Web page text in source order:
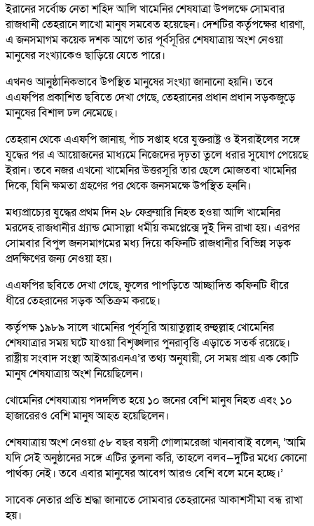
ইরানের সর্বোচ্চ নেতা শহিদ আলি খামেনির শেষযাত্রা উপলক্ষে সোমবার
রাজধানী তেহরানে লাখো মানুষ সমবেত হয়েছেন। দেশটির কর্তৃপক্ষের ধারণা,
এ জনসমাগম কয়েক দশক আগে তার পূর্বসূরির শেষযাত্রায় অংশ নেওয়া
মানুষের সংখ্যাকেও ছাড়িয়ে যেতে পারে।
এখনও আনুষ্ঠানিকভাবে উপস্থিত মানুষের সংখ্যা জানানো হয়নি। তবে
এএফপির প্রকাশিত ছবিতে দেখা গেছে, তেহরানের প্রধান প্রধান সড়কজুড়ে
মানুষের বিশাল ঢল নেমেছে।
তেহরান থেকে এএফপি জানায়, পাঁচ সপ্তাহ ধরে যুক্তরাষ্ট্র ও ইসরাইলের সঙ্গে
যুদ্ধের পর এ আয়োজনের মাধ্যমে নিজেদের দৃঢ়তা তুলে ধরার সুযোগ পেয়েছে
ইরান। তবে নজর এখনো খামেনির উত্তরসূরি তার ছেলে মোজতবা খামেনির
দিকে, যিনি ক্ষমতা গ্রহণের পর থেকে জনসমক্ষে উপস্থিত হননি।
মধ্যপ্রাচ্যের যুদ্ধের প্রথম দিন ২৮ ফেব্রুয়ারি নিহত হওয়া আলি খামেনির
মরদেহ রাজধানীর গ্র্যান্ড মোসাল্লা ধর্মীয় কমপ্লেক্সে দুই দিন রাখা হয়। এরপর
সোমবার বিপুল জনসমাগমের মধ্য দিয়ে কফিনটি রাজধানীর বিভিন্ন সড়ক
প্রদক্ষিণের জন্য নেওয়া হয়।
এএফপির ছবিতে দেখা গেছে, ফুলের পাপড়িতে আচ্ছাদিত কফিনটি ধীরে
ধীরে তেহরানের সড়ক অতিক্রম করছে।
কর্তৃপক্ষ ১৯৮৯ সালে খামেনির পূর্বসূরি আয়াতুল্লাহ রুহুল্লাহ খোমেনির
শেষযাত্রার সময় ঘটে যাওয়া বিশৃঙ্খলার পুনরাবৃত্তি এড়াতে সতর্ক রয়েছে।
রাষ্ট্রীয় সংবাদ সংস্থা আইআরএনএ’র তথ্য অনুযায়ী, সে সময় প্রায় এক কোটি
মানুষ শেষযাত্রায় অংশ নিয়েছিলেন।
খোমেনির শেষযাত্রায় পদদলিত হয়ে ১০ জনের বেশি মানুষ নিহত এবং ১০
হাজারেরও বেশি মানুষ আহত হয়েছিলেন।
শেষযাত্রায় অংশ নেওয়া ৫৮ বছর বয়সী গোলামরেজা খানবাবাই বলেন, ‘আমি
যদি সেই অনুষ্ঠানের সঙ্গে এটির তুলনা করি, তাহলে বলব—দুটির মধ্যে কোনো
পার্থক্য নেই। তবে এবার মানুষের আবেগ আরও বেশি বলে মনে হচ্ছে।’
সাবেক নেতার প্রতি শ্রদ্ধা জানাতে সোমবার তেহরানের আকাশসীমা বন্ধ রাখা
হয়।